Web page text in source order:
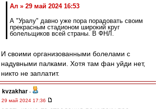
Ал » 29 май 2024 16:53
А "Уралу" давно уже пора порадовать своим
прекрасным стадионом широкий круг
болельщиков всей страны. В ФНЛ.
И своими организованными болелами с
надувными палками. Хотя там фан уйди нет,
никто не заплатит.
kvzakhar -
29 май 2024 17:36